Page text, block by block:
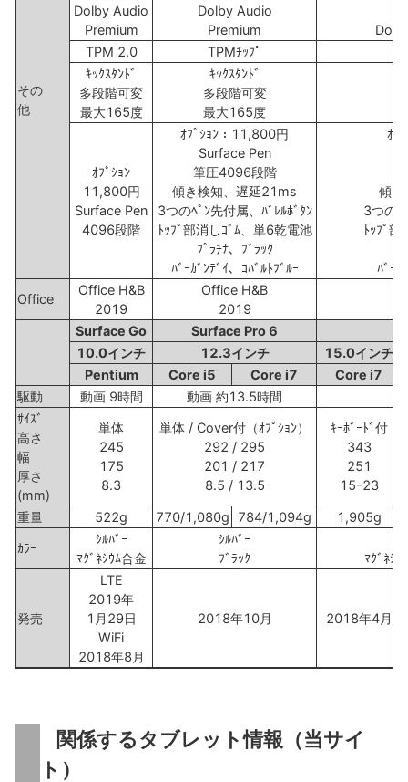
その
他
Dolby Audio
Premium
Dolby Audio
Premium
TPM 2.0
TPMﾁｯﾌﾟ
ｷｯｸｽﾀﾝﾄﾞ
多段階可変
最大165度
ｷｯｸｽﾀﾝﾄﾞ
多段階可変
最大165度
ｵﾌﾟｼｮﾝ
11,800円
Surface Pen
4096段階
ｵﾌﾟｼｮﾝ：11,800円
Surface Pen
筆圧4096段階
傾き検知、遅延21ms
3つのﾍﾟﾝ先付属、ﾊﾞﾚﾙﾎﾞﾀﾝ
ﾄｯﾌﾟ部消しｺﾞﾑ、単6乾電池
ﾌﾟﾗﾁﾅ、ﾌﾞﾗｯｸ
ﾊﾞｰｶﾞﾝﾃﾞｲ、ｺﾊﾞﾙﾄﾌﾞﾙｰ
ｵﾌ
傾
3つのﾍ
ﾄｯﾌﾟ部
ﾊﾞｰｶ
Office
Office H&B
2019
Office H&B
2019
Surface Go Surface Pro 6
10.0インチ
12.3インチ
15.0インチ
Pentium
Core i5 Core i7
Core i7
駆動
動画 9時間 動画 約13.5時間
ｻｲｽﾞ
高さ
幅
厚さ
(mm)
単体
245
175
8.3
単体 / Cover付（ｵﾌﾟｼｮﾝ）
292 / 295
201 / 217
8.5 / 13.5
ｷｰﾎﾞｰﾄﾞ付
343
251
15-23
重量 522g 770/1,080g 784/1,094g
1,905g
ｶﾗｰ
ｼﾙﾊﾞｰ
ﾏｸﾞﾈｼｳﾑ合金
ｼﾙﾊﾞｰ
ﾌﾞﾗｯｸ
ﾏｸﾞﾈｼ
発売
LTE
2019年
1月29日
WiFi
2018年8月
2018年10月 2018年4月
関係するタブレット情報（当サイ
ト）